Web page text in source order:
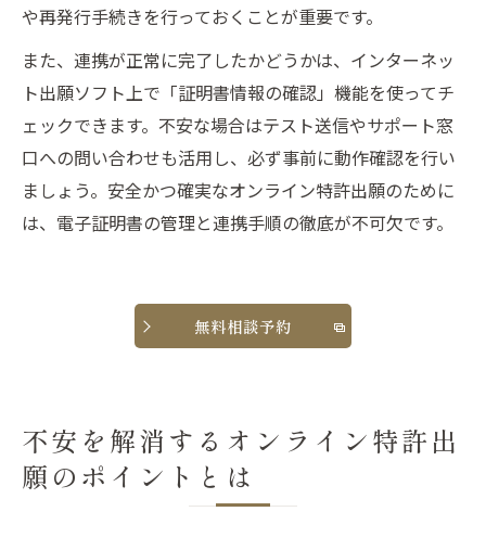
や再発行手続きを行っておくことが重要です。
また、連携が正常に完了したかどうかは、インターネッ
ト出願ソフト上で「証明書情報の確認」機能を使ってチ
ェックできます。不安な場合はテスト送信やサポート窓
口への問い合わせも活用し、必ず事前に動作確認を行い
ましょう。安全かつ確実なオンライン特許出願のために
は、電子証明書の管理と連携手順の徹底が不可欠です。
無料相談予約
不安を解消するオンライン特許出
願のポイントとは